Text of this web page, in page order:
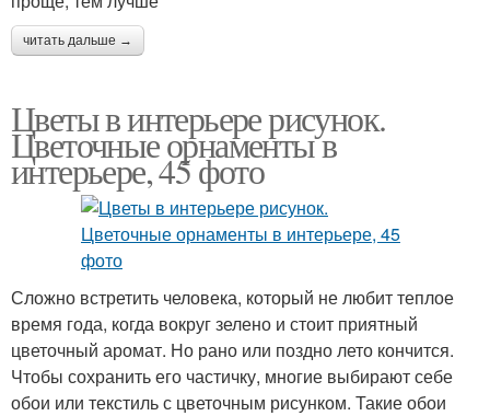
читать дальше →
Цветы в интерьере рисунок.
Цветочные орнаменты в
интерьере, 45 фото
Сложно встретить человека, который не любит теплое
время года, когда вокруг зелено и стоит приятный
цветочный аромат. Но рано или поздно лето кончится.
Чтобы сохранить его частичку, многие выбирают себе
обои или текстиль с цветочным рисунком. Такие обои